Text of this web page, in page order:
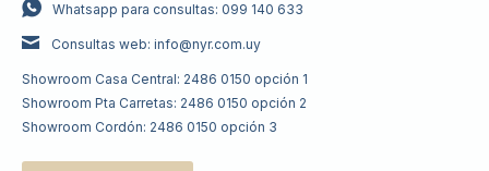
Whatsapp para consultas: 099 140 633
Consultas web: info@nyr.com.uy
Showroom Casa Central: 2486 0150 opción 1
Showroom Pta Carretas: 2486 0150 opción 2
Showroom Cordón: 2486 0150 opción 3